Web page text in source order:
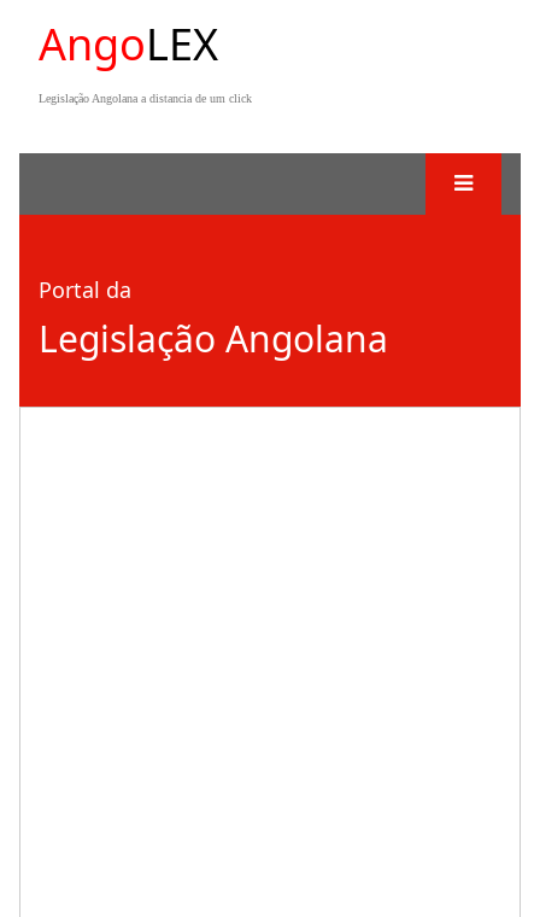
AngoLEX
Legislação Angolana a distancia de um click
Portal da
Legislação Angolana